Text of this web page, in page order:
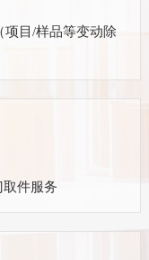
项目/样品等变动除
件服务